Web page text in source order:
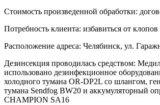
Стоимость произведенной обработки:
Потребность клиента: избавиться от клопов
Расположение адреса: Челябинск, ул.
Дезинсекция проводилась средством:
использовано дезинфекционное
холодного тумана OR-DP2L со шлангом,
тумана Sendfog BW20 и аккумуляторный
CHAMPION SA16